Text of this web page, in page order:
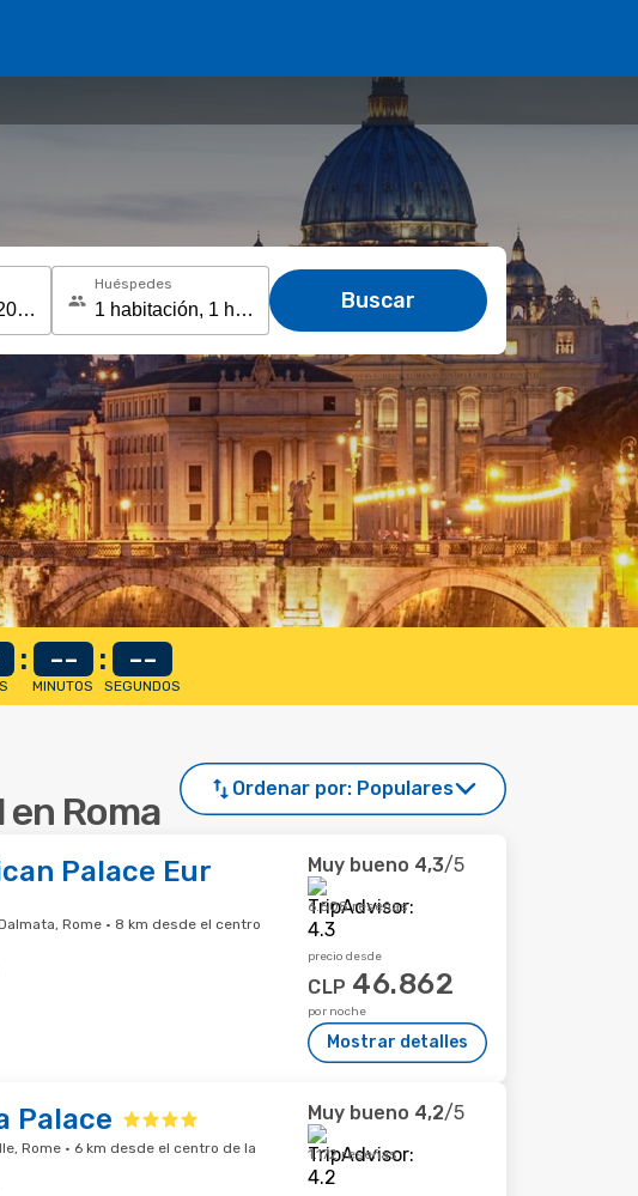
Huéspedes
Buscar
: --
MINUTOS
: --
SEGUNDOS
Roma
Ordenar por: Populares
Palace Eur
Rome · 8 km desde el centro
Muy bueno 4,3/5
6.508 reseñas
precio desde
CLP 46.862
por noche
Mostrar detalles
Palace
Rome · 6 km desde el centro de la
Muy bueno 4,2/5
1.172 reseñas